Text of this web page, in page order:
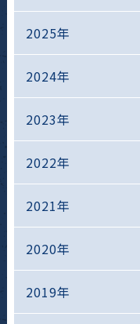
2025年
2024年
2023年
2022年
2021年
2020年
2019年